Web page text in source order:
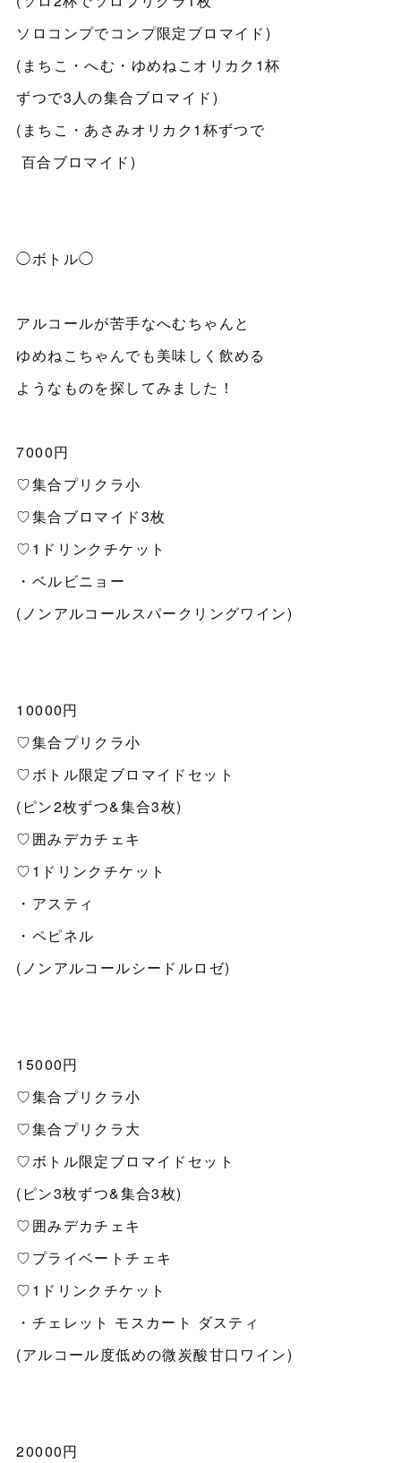
ソロコンプでコンプ限定ブロマイド)
(まちこ・へむ・ゆめねこオリカク1杯
ずつで3人の集合ブロマイド)
(まちこ・あさみオリカク1杯ずつで
百合ブロマイド)
◯ボトル◯
アルコールが苦手なへむちゃんと
ゆめねこちゃんでも美味しく飲める
ようなものを探してみました！
7000円
♡集合プリクラ小
♡集合ブロマイド3枚
♡1ドリンクチケット
・ベルビニョー
(ノンアルコールスパークリングワイン)
10000円
♡集合プリクラ小
♡ボトル限定ブロマイドセット
(ピン2枚ずつ&集合3枚)
♡囲みデカチェキ
♡1ドリンクチケット
・アスティ
・ペピネル
(ノンアルコールシードルロゼ)
15000円
♡集合プリクラ小
♡集合プリクラ大
♡ボトル限定ブロマイドセット
(ピン3枚ずつ&集合3枚)
♡囲みデカチェキ
♡プライベートチェキ
♡1ドリンクチケット
・チェレット モスカート ダスティ
(アルコール度低めの微炭酸甘口ワイン)
20000円